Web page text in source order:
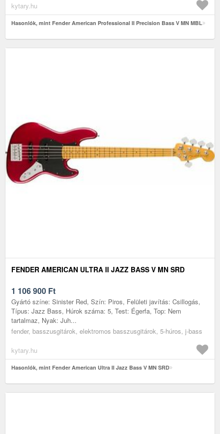
kytary.hu
Hasonlók, mint Fender American Professional II Precision Bass V MN MBL
FENDER AMERICAN ULTRA II JAZZ BASS V MN SRD
1 106 900 Ft
Gyártó színe: Sinister Red, Szín: Piros, Felületi javítás: Csillogás,
Típus: Jazz Bass, Húrok száma: 5, Test: Égerfa, Top: Nem
tartalmaz, Nyak: Juh...
fender, basszusgitárok, elektromos basszusgitárok, 5-húros, j-bass
kytary.hu
Hasonlók, mint Fender American Ultra II Jazz Bass V MN SRD